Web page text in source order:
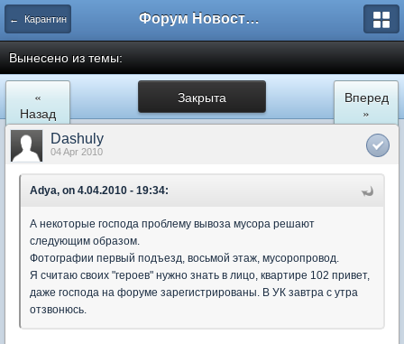
← Карантин Форум Новостройки
Вынесено из темы:
Закрыта
«
Назад
Вперед
»
Dashuly
04 Apr 2010
Adya, on 4.04.2010 - 19:34:
А некоторые господа проблему вывоза мусора решают
следующим образом.
Фотографии первый подъезд, восьмой этаж, мусоропровод.
Я считаю своих "героев" нужно знать в лицо, квартире 102 привет,
даже господа на форуме зарегистрированы. В УК завтра с утра
отзвонюсь.